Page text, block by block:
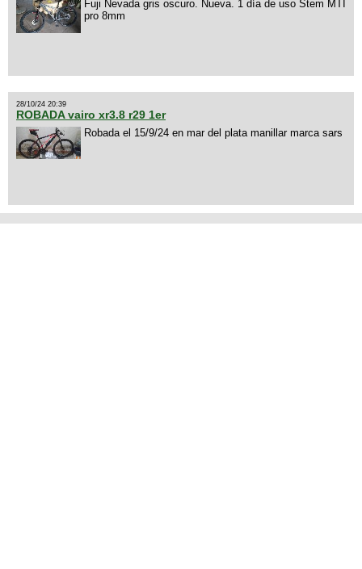
Fuji Nevada gris oscuro. Nueva. 1 día de uso Stem MTI
pro 8mm
28/10/24 20:39
ROBADA vairo xr3.8 r29 1er
Robada el 15/9/24 en mar del plata manillar marca sars